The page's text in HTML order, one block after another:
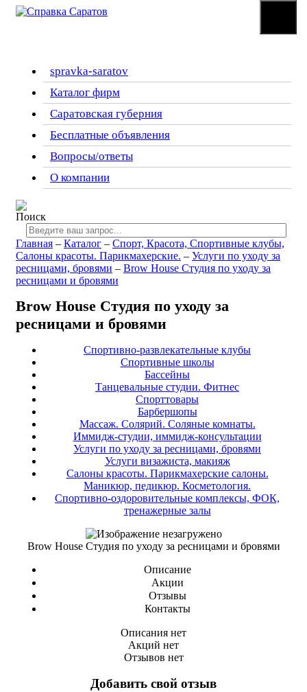
spravka-saratov
Каталог фирм
Саратовская губерния
Бесплатные объявления
Вопросы/ответы
О компании
Главная – Каталог – Спорт, Красота, Спортивные клубы,
Салоны красоты. Парикмахерские. – Услуги по уходу за
ресницами, бровями – Brow House Студия по уходу за
ресницами и бровями
Brow House Студия по уходу за
ресницами и бровями
Спортивно-развлекательные клубы
Спортивные школы
Бассейны
Танцевальные студии. Фитнес
Спорттовары
Барбершопы
Массаж. Солярий. Соляные комнаты.
Иммидж-студии, иммидж-консультации
Услуги по уходу за ресницами, бровями
Услуги визажиста, макияж
Салоны красоты. Парикмахерские салоны.
Маникюр, педикюр. Косметология.
Спортивно-оздоровительные комплексы, ФОК,
тренажерные залы
Brow House Студия по уходу за ресницами и бровями
Описание
Акции
Отзывы
Контакты
Описания нет
Акций нет
Отзывов нет
Добавить свой отзыв